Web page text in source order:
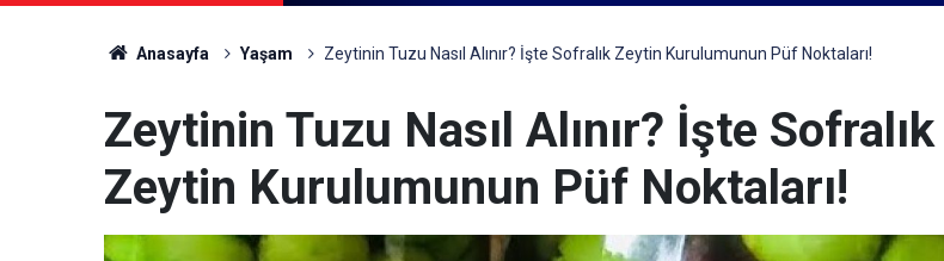
Anasayfa Yaşam Zeytinin Tuzu Nasıl Alınır? İşte Sofralık Zeytin Kurulumunun Püf Noktaları!
Zeytinin Tuzu Nasıl Alınır? İşte Sofralık
Zeytin Kurulumunun Püf Noktaları!